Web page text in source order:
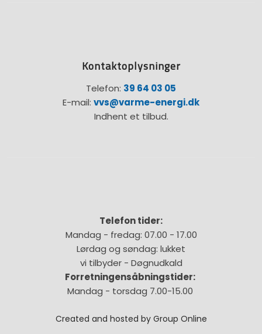
Kontaktoplysninger
Telefon: 39 64 03 05
E-mail: vvs@varme-energi.dk
Indhent et tilbud.
Telefon tider:
Mandag - fredag: 07.00 - 17.00
Lørdag og søndag: lukket
vi tilbyder - Døgnudkald​
Forretningensåbningstider: ​
Mandag - torsdag 7.00-15.00
Created and hosted by Group Online